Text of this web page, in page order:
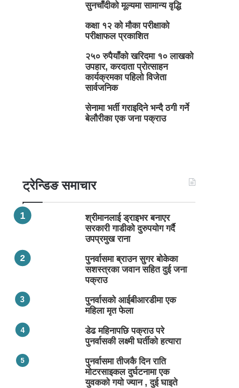
सुनचाँदीको मूल्यमा सामान्य वृद्धि
कक्षा १२ को मौका परीक्षाको
परीक्षाफल प्रकाशित
२५० रुपैयाँको खरिदमा १० लाखको
उपहार, करदाता प्रोत्साहन
कार्यक्रमका पहिलो विजेता
सार्वजनिक
सेनामा भर्ती गराइदिने भन्दै ठगी गर्ने
बेलौरीका एक जना पक्राउ
ट्रेन्डिङ समाचार
श्रीमानलाई ड्राइभर बनाएर
सरकारी गाडीको दुरुपयोग गर्दै
उपप्रमुख राना
पुनर्वासमा ब्राउन सुगर बोकेका
सशस्त्रका जवान सहित दुई जना
पक्राउ
पुनर्वासको आईबीआरडीमा एक
महिला मृत फेला
डेढ महिनापछि पक्राउ परे
पुनर्वासकी लक्ष्मी घर्तीको हत्यारा
पुनर्वासमा तीजकै दिन राति
मोटरसाइकल दुर्घटनामा एक
युवकको गयो ज्यान , दुई घाइते